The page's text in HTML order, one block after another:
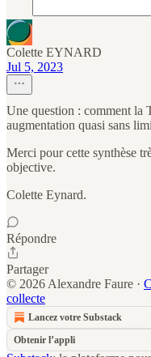
Colette EYNARD
Jul 5, 2023
Une question : comment la
augmentation quasi sans
Merci pour cette synthèse
objective.
Colette Eynard.
Répondre
Partager
© 2026 Alexandre Faure ·
collecte
Lancez votre Substack
Obtenir l’appli